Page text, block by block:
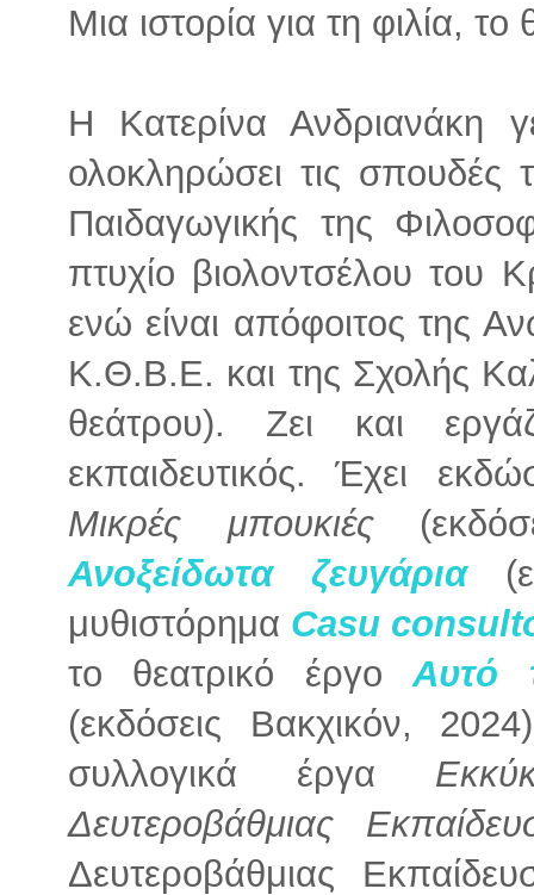
Μια ιστορία για τη φιλία,
Η Κατερίνα Ανδριανάκη
ολοκληρώσει τις σπουδές
Παιδαγωγικής της
πτυχίο βιολοντσέλου του
ενώ είναι απόφοιτος της
Κ.Θ.Β.Ε. και της Σχολής
θεάτρου). Ζει και
εκπαιδευτικός. Έχει
Μικρές μπουκιές
Ανοξείδωτα ζευγάρια
μυθιστόρημα Casu
το θεατρικό έργοΑυτό
(εκδόσεις Βακχικόν,
συλλογικά έργα
Δευτεροβάθμιας
Δευτεροβάθμιας